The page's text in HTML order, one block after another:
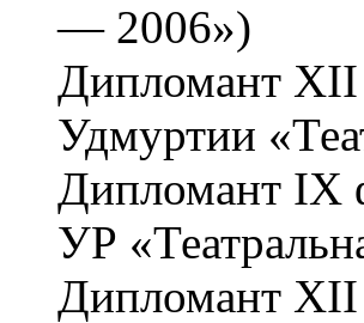
— 2006»)
Дипломант XII
Удмуртии
Дипломант IX
УР
Дипломант XII